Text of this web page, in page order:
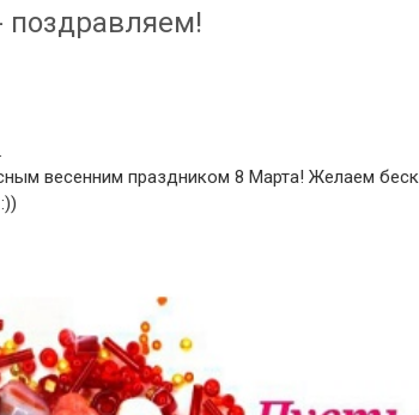
поздравляем!
весенним праздником 8 Марта! Желаем